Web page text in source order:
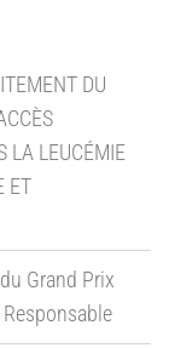
DU
LA LEUCÉMIE
ET
Grand Prix